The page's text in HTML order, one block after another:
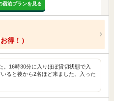
宿泊プランを見る
得！）
。16時30分に入りほぼ貸切状態で入
ると後から2名ほど来ました。入った